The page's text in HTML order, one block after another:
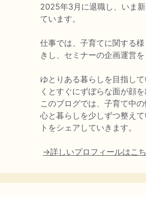
2025年3月に退職し、いま
ています。
仕事では、子育てに関する
きし、セミナーの企画運営を
ゆとりある暮らしを目指し
くとすぐにずぼらな面が顔を
このブログでは、子育て中の
心と暮らしを少しずつ整え
トをシェアしていきます。
→詳しいプロフィールはこ